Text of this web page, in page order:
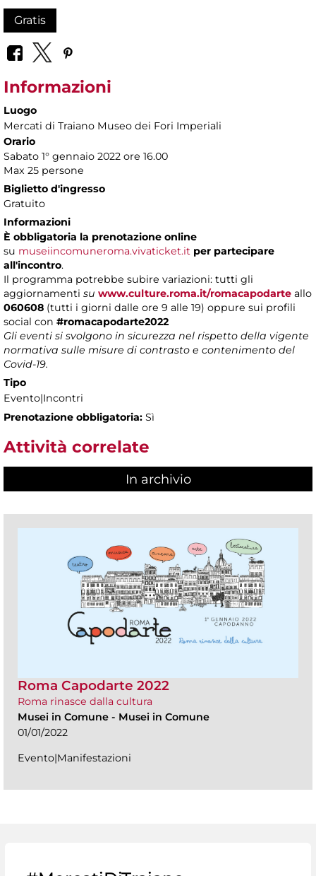
Gratis
Informazioni
Luogo
Mercati di Traiano Museo dei Fori Imperiali
Orario
Sabato 1° gennaio 2022 ore 16.00
Max 25 persone
Biglietto d'ingresso
Gratuito
Informazioni
È obbligatoria la prenotazione online
su museiincomuneroma.vivaticket.it per partecipare
all'incontro.
Il programma potrebbe subire variazioni: tutti gli
aggiornamenti su www.culture.roma.it/romacapodarte allo
060608 (tutti i giorni dalle ore 9 alle 19) oppure sui profili
social con #romacapodarte2022
Gli eventi si svolgono in sicurezza nel rispetto della vigente
normativa sulle misure di contrasto e contenimento del
Covid-19.
Tipo
Evento|Incontri
Prenotazione obbligatoria: Sì
Attività correlate
In archivio
Roma Capodarte 2022
Roma rinasce dalla cultura
Musei in Comune - Musei in Comune
01/01/2022
Evento|Manifestazioni